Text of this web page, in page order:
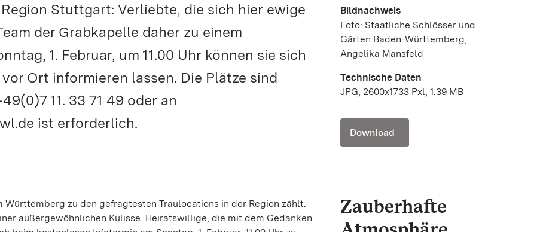
Stuttgart: Verliebte, die sich hier ewige
der Grabkapelle daher zu einem
1. Februar, um 11.00 Uhr können sie sich
Ort informieren lassen. Die Plätze sind
11. 33 71 49 oder an
ist erforderlich.
zu den gefragtesten Traulocations in der Region zählt:
außergewöhnlichen Kulisse. Heiratswillige, die mit dem Gedanken
Bildnachweis
Foto: Staatliche Schlösser und
Gärten Baden-Württemberg,
Angelika Mansfeld
Technische Daten
JPG, 2600x1733 Pxl, 1.39 MB
Download
Zauberhafte